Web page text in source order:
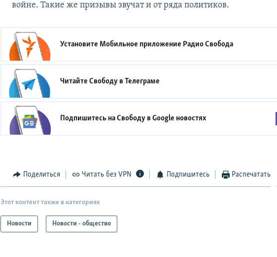
войне. Такие же призывы звучат и от ряда политиков.
Установите Мобильное приложение Радио Свобода
Читайте Свободу вТелеграме
Подпишитесь на Свободу вGoogle новостях
Поделиться Читать без VPN Подпишитесь Распечатать
Этот контент также в категориях
Новости Новости - общество